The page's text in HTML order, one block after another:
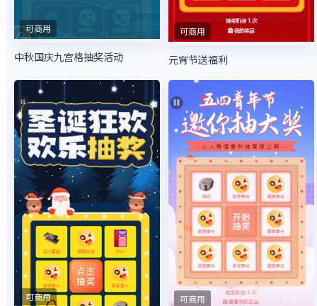
可商用
中秋国庆九宫格抽奖活动
可商用
元宵节送福利
可商用 可商用